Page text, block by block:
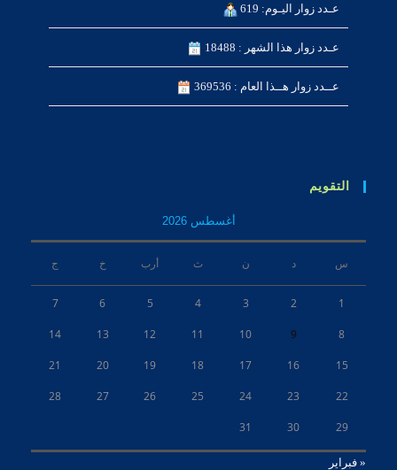
عـدد زوار اليـوم: 619
عـدد زوار هذا الشهر : 18488
عــدد زوار هــذا العام : 369536
التقويم
أغسطس 2026
س د ن ث أرب خ ج
1
2
3
4
5
6
7
8
9
10
11
12
13
14
15
16
17
18
19
20
21
22
23
24
25
26
27
28
29
30
31
« فبراير